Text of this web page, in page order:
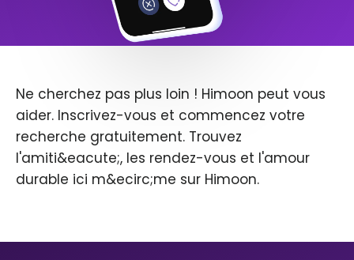
Ne cherchez pas plus loin ! Himoon peut vous
aider. Inscrivez-vous et commencez votre
recherche gratuitement. Trouvez
l'amiti&eacute;, les rendez-vous et l'amour
durable ici m&ecirc;me sur Himoon.